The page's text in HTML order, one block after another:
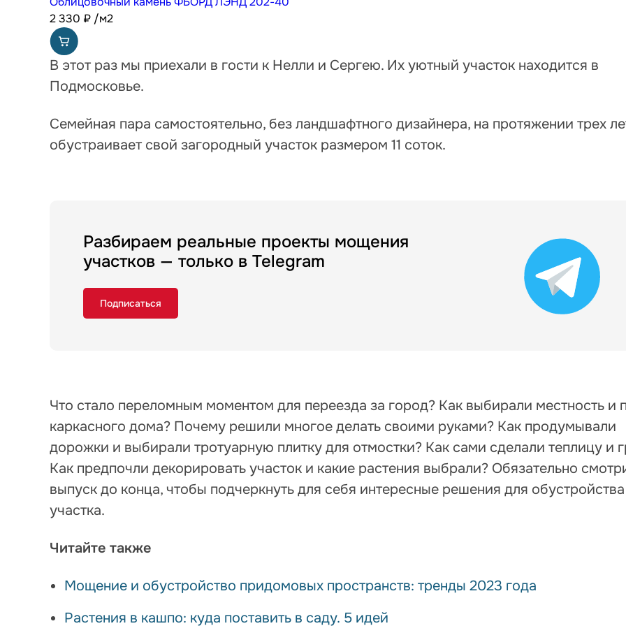
2 330 ₽ /м2
В этот раз мы приехали в гости к Нелли и Сергею. Их уютный участок находится в
Подмосковье.
Семейная пара самостоятельно, без ландшафтного дизайнера, на протяжении трех
обустраивает свой загородный участок размером 11 соток.
Разбираем реальные проекты мощения
участков — только в Telegram
Подписаться
Что стало переломным моментом для переезда за город? Как выбирали местность и
каркасного дома? Почему решили многое делать своими руками? Как продумывали
дорожки и выбирали тротуарную плитку для отмостки? Как сами сделали теплицу и
Как предпочли декорировать участок и какие растения выбрали? Обязательно
выпуск до конца, чтобы подчеркнуть для себя интересные решения для
участка.
Читайте также
Мощение и обустройство придомовых пространств: тренды 2023 года
Растения в кашпо: куда поставить в саду. 5 идей